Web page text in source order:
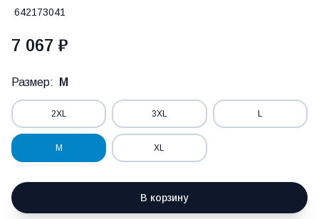
642173041
7 067 ₽
Размер: M
2XL 3XL L
M XL
В корзину